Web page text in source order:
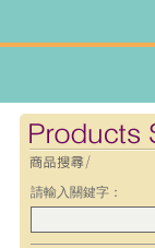
請輸入關鍵字：